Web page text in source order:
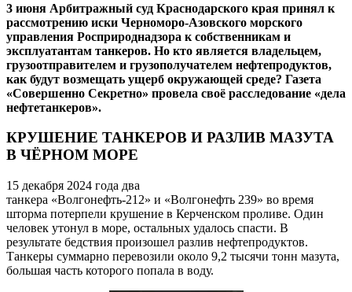
3 июня Арбитражный суд Краснодарского края принял к
рассмотрению иски Черноморо-Азовского морского
управления Росприроднадзора к собственникам и
эксплуатантам танкеров. Но кто является владельцем,
грузоотправителем и грузополучателем нефтепродуктов,
как будут возмещать ущерб окружающей среде? Газета
«Совершенно Секретно» провела своё расследование «дела
нефтетанкеров».
КРУШЕНИЕ ТАНКЕРОВ И РАЗЛИВ МАЗУТА
В ЧЁРНОМ МОРЕ
15 декабря 2024 года два
танкера «Волгонефть-212» и «Волгонефть 239» во время
шторма потерпели крушение в Керченском проливе. Один
человек утонул в море, остальных удалось спасти. В
результате бедствия произошел разлив нефтепродуктов.
Танкеры суммарно перевозили около 9,2 тысячи тонн мазута,
большая часть которого попала в воду.